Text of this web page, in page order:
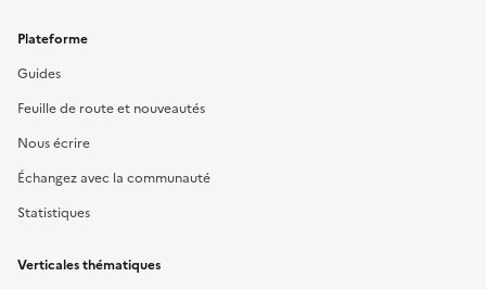
Plateforme
Guides
Feuille de route et nouveautés
Nous écrire
Échangez avec la communauté
Statistiques
Verticales thématiques